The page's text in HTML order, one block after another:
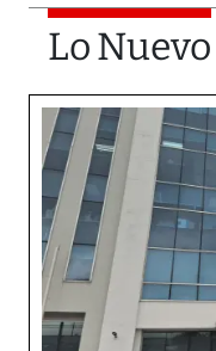
Lo Nuevo